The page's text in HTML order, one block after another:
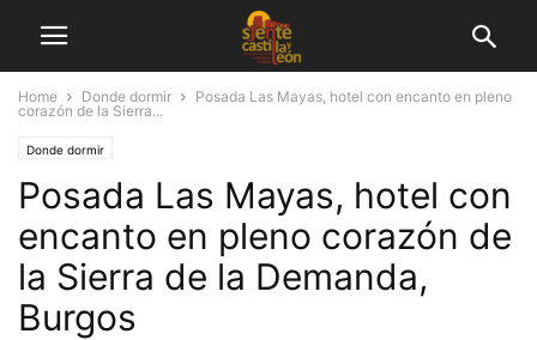
Home Donde dormir
Posada Las Mayas, hotel con encanto en pleno
corazón de la Sierra...
Donde dormir
Posada Las Mayas, hotel con
encanto en pleno corazón de
la Sierra de la Demanda,
Burgos